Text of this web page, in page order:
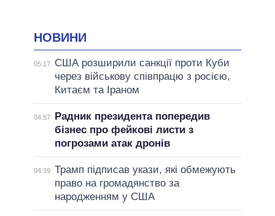
НОВИНИ
05:17
США розширили санкції проти Куби
через військову співпрацю з росією,
Китаєм та Іраном
04:57
Радник президента попередив
бізнес про фейкові листи з
погрозами атак дронів
04:39 Трамп підписав укази, які обмежують
право на громадянство за
народженням у США